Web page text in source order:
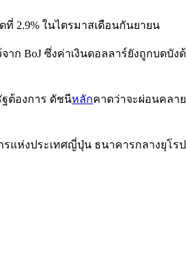
2.9% ในไตรมาสเดือนกันยายน
ก BoJ ซึ่งค่าเงินดอลลาร์ยังถูกบดบัง
ต้องการ ดัชนีหลักคาดว่าจะผ่อนคลา
แห่งประเทศญี่ปุ่น ธนาคารกลางยุโรป